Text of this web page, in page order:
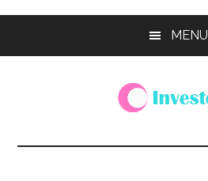
MENU
Investcoo
個